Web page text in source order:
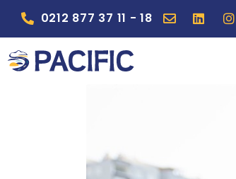
0212 877 37 11 - 18